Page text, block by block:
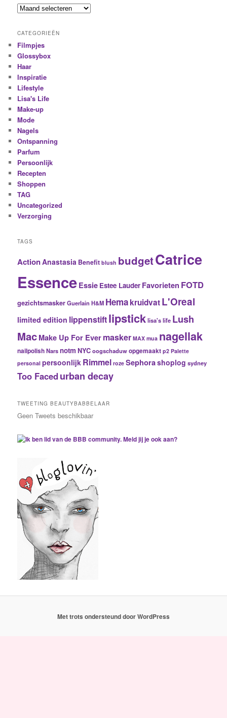
CATEGORIEËN
Filmpjes
Glossybox
Haar
Inspiratie
Lifestyle
Lisa's Life
Make-up
Mode
Nagels
Ontspanning
Parfum
Persoonlijk
Recepten
Shoppen
TAG
Uncategorized
Verzorging
TAGS
ActionAnastasia Benefit blush budgetCatrice
EssenceEssie Estee Lauder Favorieten FOTD
gezichtsmaskerGuerlain H&M HemakruidvatL'Oreal
limited edition lippenstiftlipsticklisa's life Lush
MacMake Up For Evermasker MAX mua nagellak
nailpolishNarsnotm NYCoogschaduwopgemaakt p2 Palette
personal persoonlijk Rimmel roze Sephorashoplog sydney
Too Faced urban decay
TWEETING BEAUTYBABBELAAR
Geen Tweets beschikbaar
Met trots ondersteund door WordPress